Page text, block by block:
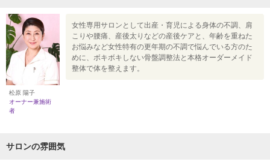
松原 陽子
オーナー兼施術
者
女性専用サロンとして出産・育児による身体の不調、肩
こりや腰痛、産後太りなどの産後ケアと、年齢を重ねた
お悩みなど女性特有の更年期の不調で悩んでいる方のた
めに、ボキボキしない骨盤調整法と本格オーダーメイド
整体で体を整えます。
サロンの雰囲気